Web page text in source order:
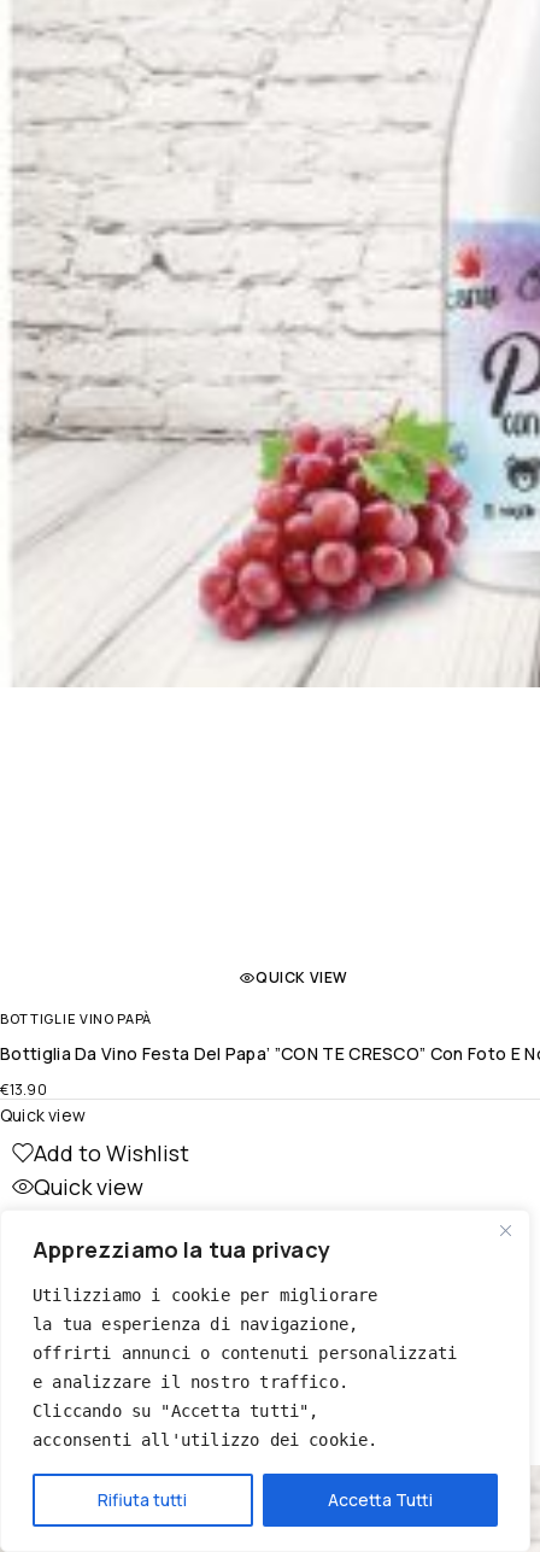
Apprezziamo la tua privacy
Utilizziamo i cookie per migliorare
la tua esperienza di navigazione,
offrirti annunci o contenuti personalizzati
e analizzare il nostro traffico.
Cliccando su "Accetta tutti",
acconsenti all'utilizzo dei cookie.
Rifiuta tutti Accetta Tutti
QUICK VIEW
BOTTIGLIE VINO PAPÀ
Bottiglia Da Vino Festa Del Papa’ ”CON TE CRESCO” Con Foto
€13.90
Add to Wishlist
Quick view
Quick view
Hai bisogno di aiuto?